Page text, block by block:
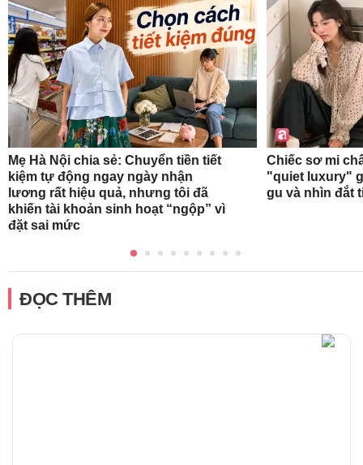
Mẹ Hà Nội chia sẻ: Chuyển tiền tiết
kiệm tự động ngay ngày nhận
lương rất hiệu quả, nhưng tôi đã
khiến tài khoản sinh hoạt “ngộp” vì
đặt sai mức
Chiếc sơ mi
"quiet luxury"
gu và nhìn đắt
ĐỌC THÊM